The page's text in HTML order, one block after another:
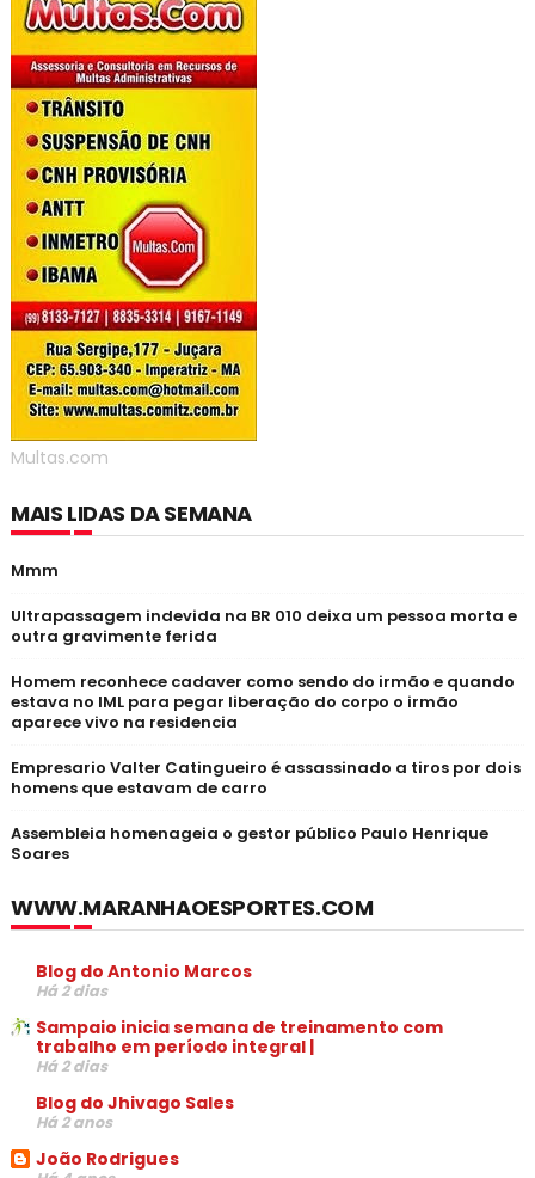
Multas.com
MAIS LIDAS DA SEMANA
Mmm
Ultrapassagem indevida na BR 010 deixa um pessoa morta e
outra gravimente ferida
Homem reconhece cadaver como sendo do irmão e quando
estava no IML para pegar liberação do corpo o irmão
aparece vivo na residencia
Empresario Valter Catingueiro é assassinado a tiros por dois
homens que estavam de carro
Assembleia homenageia o gestor público Paulo Henrique
Soares
WWW.MARANHAOESPORTES.COM
Blog do Antonio Marcos
Há 2 dias
Sampaio inicia semana de treinamento com
trabalho em período integral |
Há 2 dias
Blog do Jhivago Sales
Há 2 anos
João Rodrigues